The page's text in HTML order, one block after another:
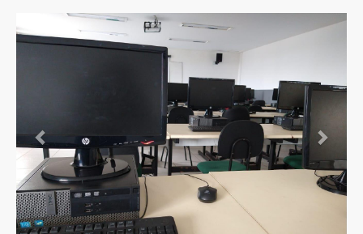
Previous Next